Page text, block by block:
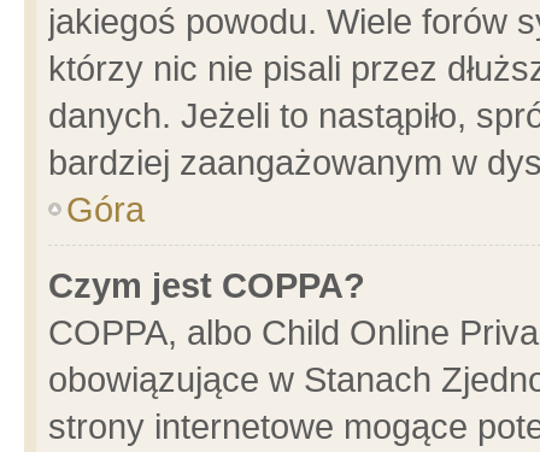
jakiegoś powodu. Wiele forów
którzy nic nie pisali przez
danych. Jeżeli to nastąpiło,
bardziej zaangażowanym w
Góra
Czym jest COPPA?
COPPA, albo Child Online
obowiązujące w Stanach
strony internetowe mogące